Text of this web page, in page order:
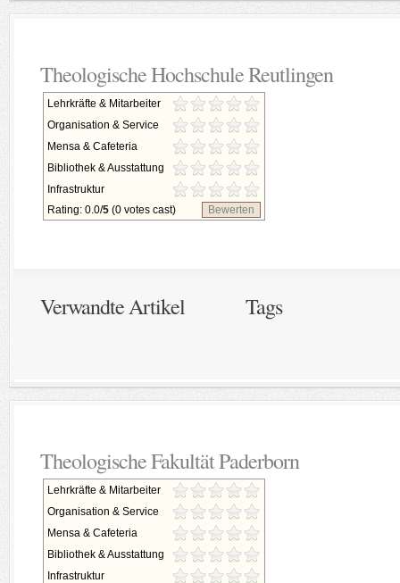
Theologische Hochschule Reutlingen
Lehrkräfte & Mitarbeiter
Organisation & Service
Mensa & Cafeteria
Bibliothek & Ausstattung
Infrastruktur
Rating: 0.0/5 (0 votes cast) Bewerten
Verwandte Artikel Tags
Theologische Fakultät Paderborn
Lehrkräfte & Mitarbeiter
Organisation & Service
Mensa & Cafeteria
Bibliothek & Ausstattung
Infrastruktur